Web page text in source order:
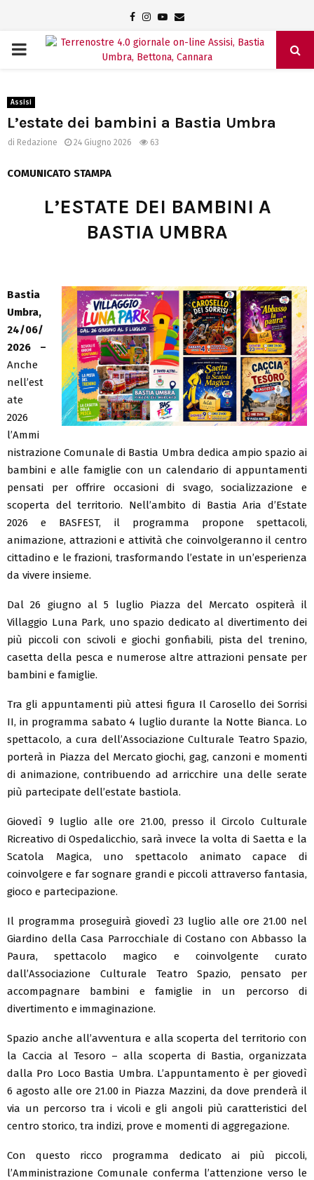
Facebook
Instagram
Youtube
Email
PRIMARY
Assisi
L’estate dei bambini a Bastia Umbra
di Redazione 24 Giugno 2026 63
COMUNICATO STAMPA
L’ESTATE DEI BAMBINI A
BASTIA UMBRA
Bastia
Umbra,
24/06/
2026 –
Anche
nell’est
ate
2026
l’Ammi
nistrazione Comunale di Bastia Umbra dedica ampio spazio ai
bambini e alle famiglie con un calendario di appuntamenti
pensati per offrire occasioni di svago, socializzazione e
scoperta del territorio. Nell’ambito di Bastia Aria d’Estate
2026 e BASFEST, il programma propone spettacoli,
animazione, attrazioni e attività che coinvolgeranno il centro
cittadino e le frazioni, trasformando l’estate in un’esperienza
da vivere insieme.
Dal 26 giugno al 5 luglio Piazza del Mercato ospiterà il
Villaggio Luna Park, uno spazio dedicato al divertimento dei
più piccoli con scivoli e giochi gonfiabili, pista del trenino,
casetta della pesca e numerose altre attrazioni pensate per
bambini e famiglie.
Tra gli appuntamenti più attesi figura Il Carosello dei Sorrisi
II, in programma sabato 4 luglio durante la Notte Bianca. Lo
spettacolo, a cura dell’Associazione Culturale Teatro Spazio,
porterà in Piazza del Mercato giochi, gag, canzoni e momenti
di animazione, contribuendo ad arricchire una delle serate
più partecipate dell’estate bastiola.
Giovedì 9 luglio alle ore 21.00, presso il Circolo Culturale
Ricreativo di Ospedalicchio, sarà invece la volta di Saetta e la
Scatola Magica, uno spettacolo animato capace di
coinvolgere e far sognare grandi e piccoli attraverso fantasia,
gioco e partecipazione.
Il programma proseguirà giovedì 23 luglio alle ore 21.00 nel
Giardino della Casa Parrocchiale di Costano con Abbasso la
Paura, spettacolo magico e coinvolgente curato
dall’Associazione Culturale Teatro Spazio, pensato per
accompagnare bambini e famiglie in un percorso di
divertimento e immaginazione.
Spazio anche all’avventura e alla scoperta del territorio con
la Caccia al Tesoro – alla scoperta di Bastia, organizzata
dalla Pro Loco Bastia Umbra. L’appuntamento è per giovedì
6 agosto alle ore 21.00 in Piazza Mazzini, da dove prenderà il
via un percorso tra i vicoli e gli angoli più caratteristici del
centro storico, tra indizi, prove e momenti di aggregazione.
Con questo ricco programma dedicato ai più piccoli,
l’Amministrazione Comunale conferma l’attenzione verso le